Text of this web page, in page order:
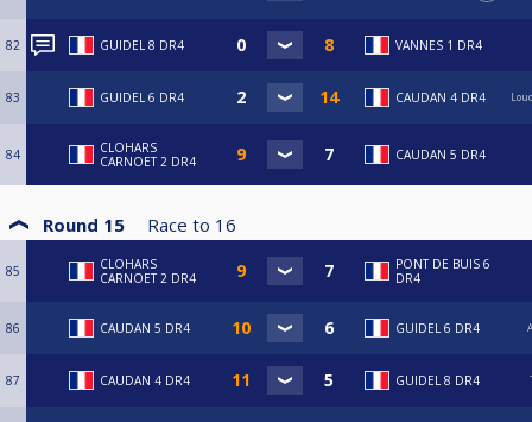
82 GUIDEL 8 DR4 VANNES 1 DR4
83 GUIDEL 6 DR4 CAUDAN 4 DR4
84
CLOHARS
CARNOET 2 DR4
CAUDAN 5 DR4
Round 15 Race to 16
85
CLOHARS
CARNOET 2 DR4
PONT DE BUIS 6
DR4
86 CAUDAN 5 DR4 GUIDEL 6 DR4
87 CAUDAN 4 DR4 GUIDEL 8 DR4